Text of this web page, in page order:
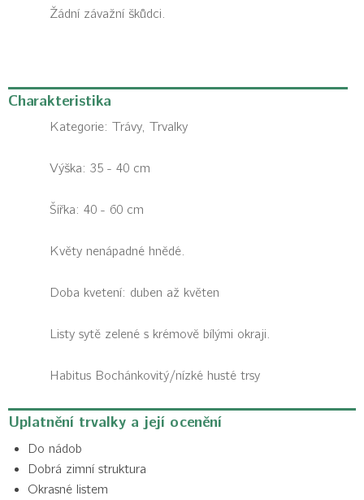
Žádní závažní škůdci.
Charakteristika
Kategorie: Trávy, Trvalky
Výška: 35 - 40 cm
Šířka: 40 - 60 cm
Květy nenápadné hnědé.
Doba kvetení: duben až květen
Listy sytě zelené s krémově bílými okraji.
Habitus Bochánkovitý/nízké husté trsy
Uplatnění trvalky a její ocenění
Do nádob
Dobrá zimní struktura
Okrasné listem